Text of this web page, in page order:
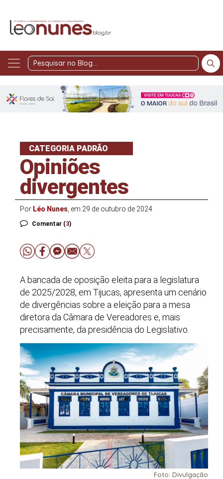
Pesquisar
Blog
CATEGORIA PADRÃO
Opiniões
divergentes
Por Léo Nunes , em 29 de outubro de 2024
Comentar (3)
A bancada de oposição eleita para a legislatura
de 2025/2028, em Tijucas, apresenta um cenário
de divergências sobre a eleição para a mesa
diretora da Câmara de Vereadores e, mais
precisamente, da presidência do Legislativo.
Foto: Divulgação